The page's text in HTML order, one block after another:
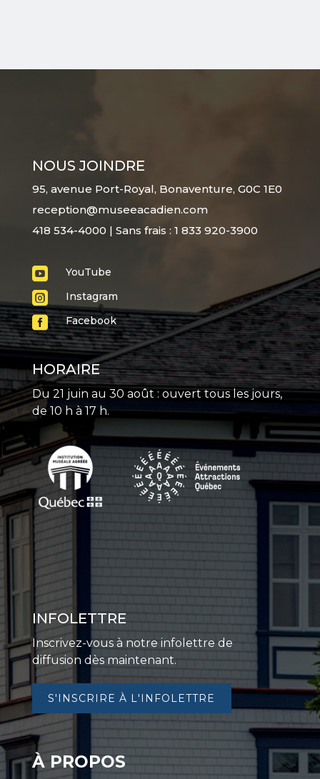
NOUS JOINDRE
95, avenue Port-Royal, Bonaventure, G0C 1E0
reception@museeacadien.com
418 534-4000 | Sans frais : 1 833 920-3900
 YouTube
 Instagram
 Facebook
HORAIRE
Du 21 juin au 30 août : ouvert tous les jours,
de 10 h à 17 h.
INFOLETTRE
Inscrivez-vous à notre infolettre de
diffusion dès maintenant.
S'INSCRIRE À L'INFOLETTRE
À PROPOS